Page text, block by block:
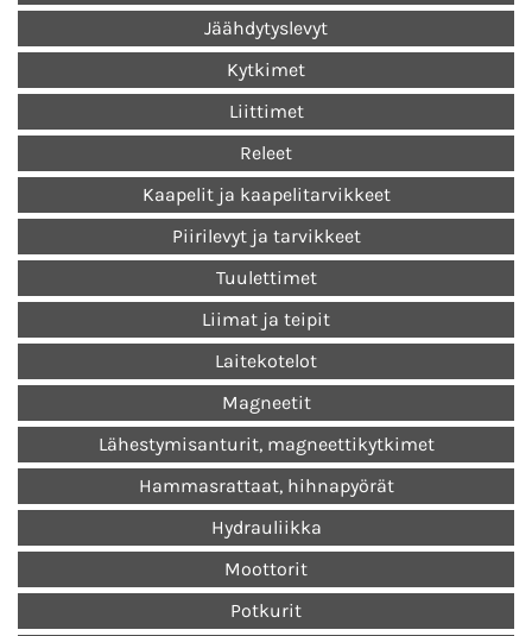
Jäähdytyslevyt
Kytkimet
Liittimet
Releet
Kaapelit ja kaapelitarvikkeet
Piirilevyt ja tarvikkeet
Tuulettimet
Liimat ja teipit
Laitekotelot
Magneetit
Lähestymisanturit, magneettikytkimet
Hammasrattaat, hihnapyörät
Hydrauliikka
Moottorit
Potkurit